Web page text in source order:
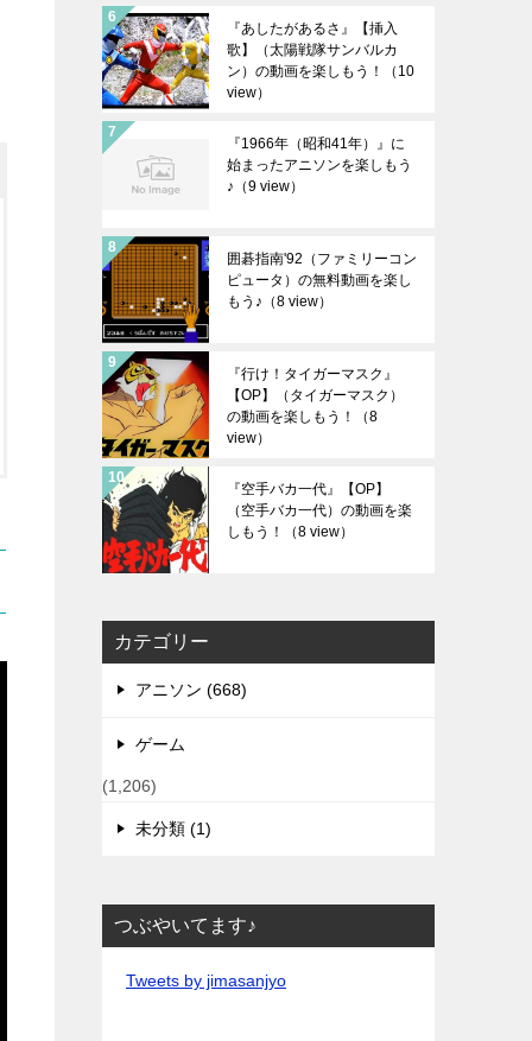
『あしたがあるさ』【挿入
歌】（太陽戦隊サンバルカ
ン）の動画を楽しもう！
（10
view）
『1966年（昭和41年）』に
始まったアニソンを楽しもう
♪ （9 view）
囲碁指南'92（ファミリーコン
ピュータ）の無料動画を楽し
もう♪ （8 view）
『行け！タイガーマスク』
【OP】（タイガーマスク）
の動画を楽しもう！
（8
view）
『空手バカ一代』【OP】
（空手バカ一代）の動画を楽
しもう！
（8 view）
カテゴリー
アニソン (668)
ゲーム
(1,206)
未分類 (1)
つぶやいてます♪
Tweets by jimasanjyo